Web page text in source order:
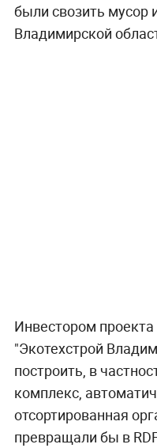
были свозить
Владимирской
Инвестором
"Экотехстрой
построить, в
комплекс,
отсортированная
превращали бы в